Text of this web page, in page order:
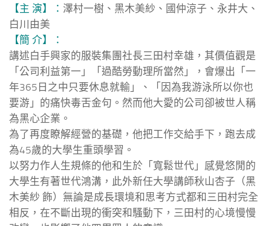
【主 演】： 澤村一樹、黑木美紗、國仲涼子、永井大、
白川由美
【簡 介】：
講述白手興家的服裝集團社長三田村幸雄，其價值觀是
「公司利益第一」「過酷勞動理所當然」，會爆出「一
年365日之中只要休息就輸」、「因為我游泳所以你也
要游」的痛快毒舌金句。然而他大愛的公司卻被世人稱
為黑心企業。
為了再度瞭解經營的基礎，他把工作交給手下，跑去成
為45歲的大學生重頭學習。
以努力作人生規條的他和生於「寬鬆世代」感覺悠閒的
大學生有著世代鴻溝，此外新任大學講師秋山杏子（黑
木美紗 飾）無論是成長環境和思考方式都和三田村完全
相反，在不斷出現的衝突和騷動下，三田村的心境慢慢